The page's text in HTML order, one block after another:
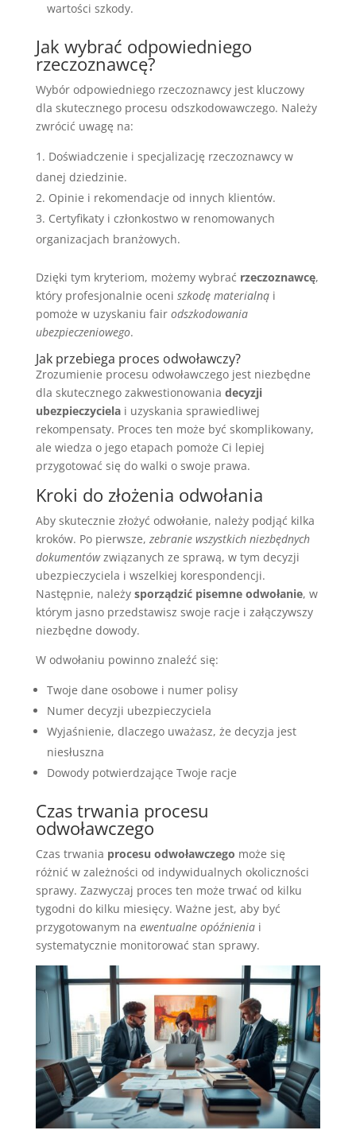
wartości szkody.
Jak wybrać odpowiedniego
rzeczoznawcę?
Wybór odpowiedniego rzeczoznawcy jest kluczowy
dla skutecznego procesu odszkodowawczego. Należy
zwrócić uwagę na:
Doświadczenie i specjalizację rzeczoznawcy w
danej dziedzinie.
Opinie i rekomendacje od innych klientów.
Certyfikaty i członkostwo w renomowanych
organizacjach branżowych.
Dzięki tym kryteriom, możemy wybrać rzeczoznawcę,
który profesjonalnie oceni szkodę materialnąi
pomoże w uzyskaniu fair odszkodowania
ubezpieczeniowego.
Jak przebiega proces odwoławczy?
Zrozumienie procesu odwoławczego jest niezbędne
dla skutecznego zakwestionowania decyzji
ubezpieczycielai uzyskania sprawiedliwej
rekompensaty. Proces ten może być skomplikowany,
ale wiedza o jego etapach pomoże Ci lepiej
przygotować się do walki o swoje prawa.
Kroki do złożenia odwołania
Aby skutecznie złożyć odwołanie, należy podjąć kilka
kroków. Po pierwsze, zebranie wszystkich niezbędnych
dokumentówzwiązanych ze sprawą, w tym decyzji
ubezpieczyciela i wszelkiej korespondencji.
Następnie, należy sporządzić pisemne odwołanie, w
którym jasno przedstawisz swoje racje i załączywszy
niezbędne dowody.
W odwołaniu powinno znaleźć się:
Twoje dane osobowe i numer polisy
Numer decyzji ubezpieczyciela
Wyjaśnienie, dlaczego uważasz, że decyzja jest
niesłuszna
Dowody potwierdzające Twoje racje
Czas trwania procesu
odwoławczego
Czas trwania procesu odwoławczego może się
różnić w zależności od indywidualnych okoliczności
sprawy. Zazwyczaj proces ten może trwać od kilku
tygodni do kilku miesięcy. Ważne jest, aby być
przygotowanym na ewentualne opóźnieniai
systematycznie monitorować stan sprawy.